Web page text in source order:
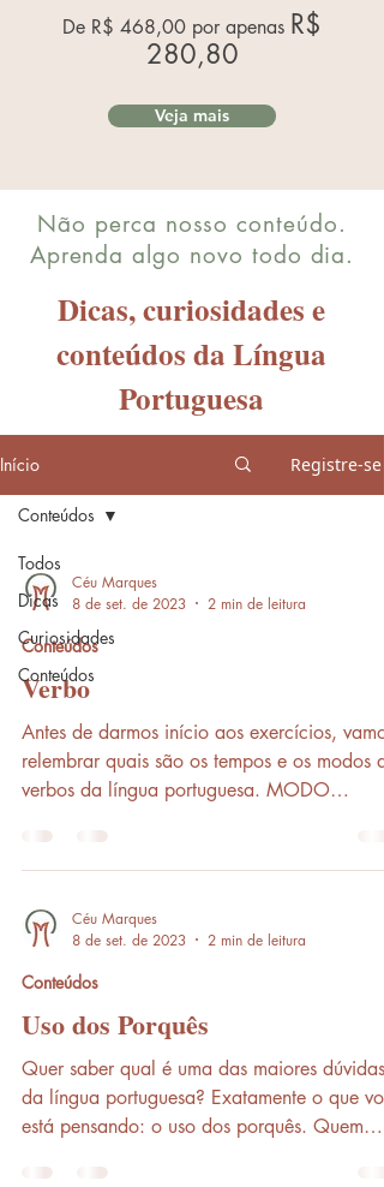
De R$ 468,00 por apenas R$
280,80
Veja mais
Não perca nosso conteúdo.
Aprenda algo novo todo dia.
Dicas, curiosidades e
conteúdos da Língua
Portuguesa
Início Registre-se
Todos
Dicas
Curiosidades
Conteúdos
Conteúdos
Céu Marques
8 de set. de 2023
2 min de leitura
Conteúdos
Verbo
Antes de darmos início aos exercícios, vamos
relembrar quais são os tempos e os modos
verbos da língua portuguesa. MODO
Céu Marques
8 de set. de 2023
2 min de leitura
Conteúdos
Uso dos Porquês
Quer saber qual é uma das maiores dúvidas
da língua portuguesa? Exatamente o que
está pensando: o uso dos porquês. Quem